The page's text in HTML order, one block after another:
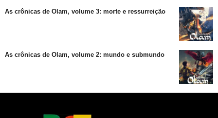
As crônicas de Olam, volume 3: morte e ressurreição
As crônicas de Olam, volume 2: mundo e submundo